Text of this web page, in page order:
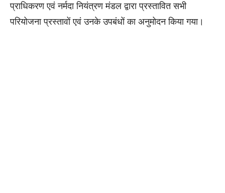
प्राधिकरण एवं नर्मदा नियंत्रण मंडल द्वारा प्रस्तावित सभी
परियोजना प्रस्तावों एवं उनके उपबंधों का अनुमोदन किया गया।